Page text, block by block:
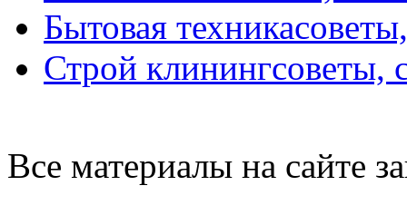
Бытовая техника
Строй клинингсоветы,
Все материалы на сайте